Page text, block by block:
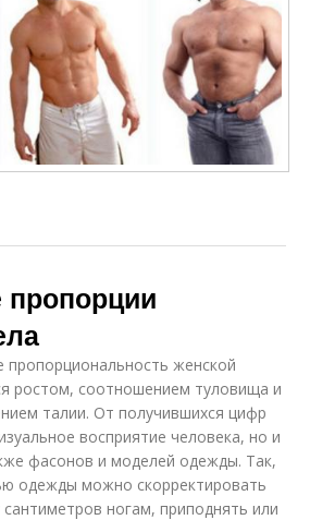
женской
ростом, соотношением туловища и
талии. От получившихся цифр
восприятие человека, но и
фасонов и моделей одежды. Так,
одежды можно скорректировать
ногам, приподнять или